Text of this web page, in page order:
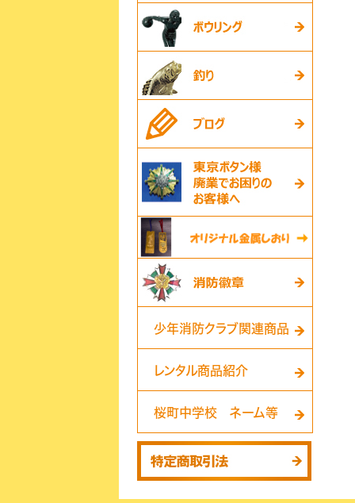
少年消防クラブ関連商品
レンタル商品紹介
桜町中学校 ネーム等